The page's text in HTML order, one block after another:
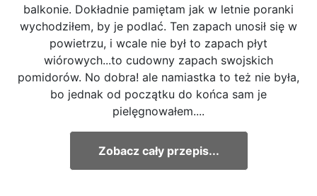
balkonie. Dokładnie pamiętam jak w letnie poranki
wychodziłem, by je podlać. Ten zapach unosił się w
powietrzu, i wcale nie był to zapach płyt
wiórowych...to cudowny zapach swojskich
pomidorów. No dobra! ale namiastka to też nie była,
bo jednak od początku do końca sam je
pielęgnowałem....
Zobacz cały przepis...